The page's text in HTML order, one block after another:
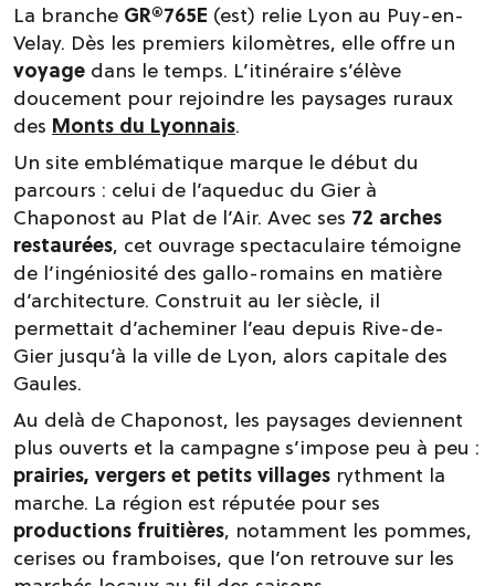
La branche GR®765E (est) relie Lyon au Puy-en-
Velay. Dès les premiers kilomètres, elle offre un
voyage dans le temps. L’itinéraire s’élève
doucement pour rejoindre les paysages ruraux
des Monts du Lyonnais.
Un site emblématique marque le début du
parcours : celui de l’aqueduc du Gier à
Chaponost au Plat de l’Air. Avec ses 72 arches
restaurées, cet ouvrage spectaculaire témoigne
de l’ingéniosité des gallo-romains en matière
d’architecture. Construit au Ier siècle, il
permettait d’acheminer l’eau depuis Rive-de-
Gier jusqu’à la ville de Lyon, alors capitale des
Gaules.
Au delà de Chaponost, les paysages deviennent
plus ouverts et la campagne s’impose peu à peu :
prairies, vergers et petits villages rythment la
marche. La région est réputée pour ses
productions fruitières, notamment les pommes,
cerises ou framboises, que l’on retrouve sur les